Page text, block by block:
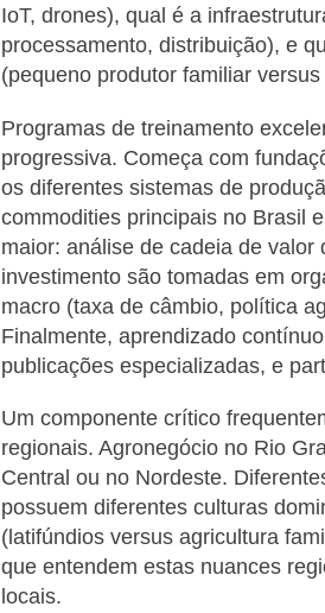
IoT, drones), qual é a
processamento, distribuição), e
(pequeno produtor familiar
Programas de treinamento
progressiva. Começa com
os diferentes sistemas de
commodities principais no Brasil
maior: análise de cadeia de
investimento são tomadas em
macro (taxa de câmbio, política
Finalmente, aprendizado
publicações especializadas, e
Um componente crítico
regionais. Agronegócio no Rio
Central ou no Nordeste.
possuem diferentes culturas
(latifúndios versus agricultura
que entendem estas nuances
locais.